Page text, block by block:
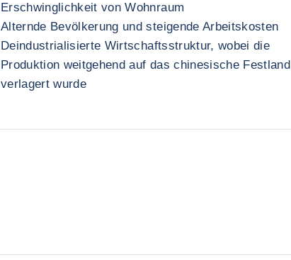
Erschwinglichkeit von Wohnraum
Alternde Bevölkerung und steigende Arbeitskosten
Deindustrialisierte Wirtschaftsstruktur, wobei die
Produktion weitgehend auf das chinesische Festland
verlagert wurde